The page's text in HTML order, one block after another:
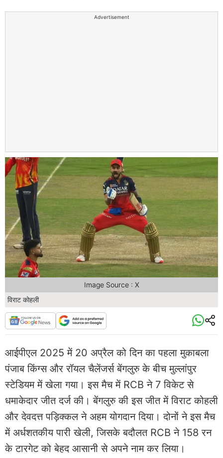
Advertisement
विराट कोहली
Image Source : X
आईपीएल 2025 में 20 अप्रैल को दिन का पहला मुकाबला
पंजाब किंग्स और रॉयल चैलेंजर्स बेंगलुरु के बीच मुल्लांपुर
स्टेडियम में खेला गया। इस मैच में RCB ने 7 विकेट से
धमाकेदार जीत दर्ज की। बेंगलुरु की इस जीत में विराट कोहली
और देवदत्त पड़िक्कल ने अहम योगदान दिया। दोनों ने इस मैच
में अर्धशतकीय पारी खेली, जिसके बदौलत RCB ने 158 रन
के टारगेट को बेहद आसानी से अपने नाम कर लिया।